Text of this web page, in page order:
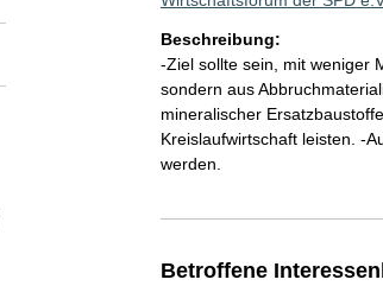
Beschreibung:
-Ziel sollte sein, mit weniger
sondern aus
mineralischer
Kreislaufwirtschaft leisten. -
werden.
Betroffene